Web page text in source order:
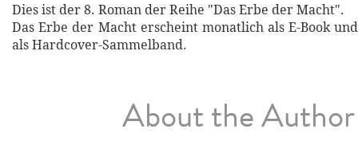
Dies ist der 8. Roman der Reihe "Das Erbe der Macht".
Das Erbe der Macht erscheint monatlich als E-Book
als Hardcover-Sammelband.
About the Author